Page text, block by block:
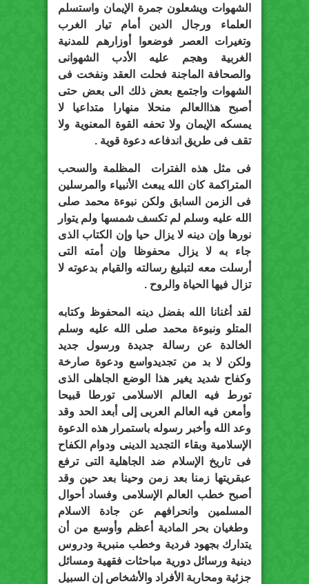
الشهوات ويشعلون جمرة الإيمان واستسلم
العلماء ورجال الدين أمام تيار الغرب
وتغيرات العصر فوضعوا أوزارهم للمدنية
الغربية وهجم عليه الأدب الشهوانى
والصحافة الماجنة فحلت العقد ونفخت فى
الشهوات واجتمع بعض ذلك الى بعض حتى
أصبح هذاالعالم منحلا منهارا متداعيا لا
يمسكه الإيمان ولا تحفه القوة المعنوية ولا
تقف فى طريق اندفاعه دعوة قوية .
فى مثل هذه الفترات المظلمة والسحب
المتراكمة كان الله يبعث الأنبياء والمرسلين
فى الزمن السابق ولكن نبوءة محمد صلى
الله عليه وسلم لم تكسف شمسها ولم يتوار
نورها وإن دينه لا يزال حيا وإن الكتاب الذى
جاء به لا يزال محفوظا وإن أمته التى
أرسلت معه لتبليغ رسالته والقيام بدعوته لا
تزال فيها الحياة والروح .
لقد أغنانا الله بفضل دينه المحفوظ وكتابه
المتلو ونبوءة محمد صلى الله عليه وسلم
الخالدة عن رسالة جديدة ورسول جديد
ولكن لا بد من تجديدواسع ودعوة صارخة
وكفاح شديد يغير هذا الوضع الجاهلى الذى
تورط فيه العالم الاسلامى تورطا قبيحا
وأمعن فيه العالم العربى إلى أبعد الحد وقد
وعد الله وأخبر رسوله باستمرار هذه الدعوة
الإسلامية وبقاء التجديد الدينى ودوام الكفاح
فى تاريخ الإسلام ضد الجاهلية التى ترفع
عبقريتها زمنا بعد زمن وحينا بعد حين وقد
أصبح خطب العالم الإسلامى وفساد أحوال
المسلمين وانحرافهم عن جادة الاسلام
وطغيان بحر المادية أعظم وأوسع من أن
يتدارك بجهود فردية وخطب منبرية ودروس
دينية ورسائل دورية مباحثات فقهية ومسائل
جزئية ومحاربة الأفراد والأشخاص إن السبيل